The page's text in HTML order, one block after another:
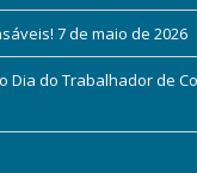
7 de maio de 2026
Dia do Trabalhador de